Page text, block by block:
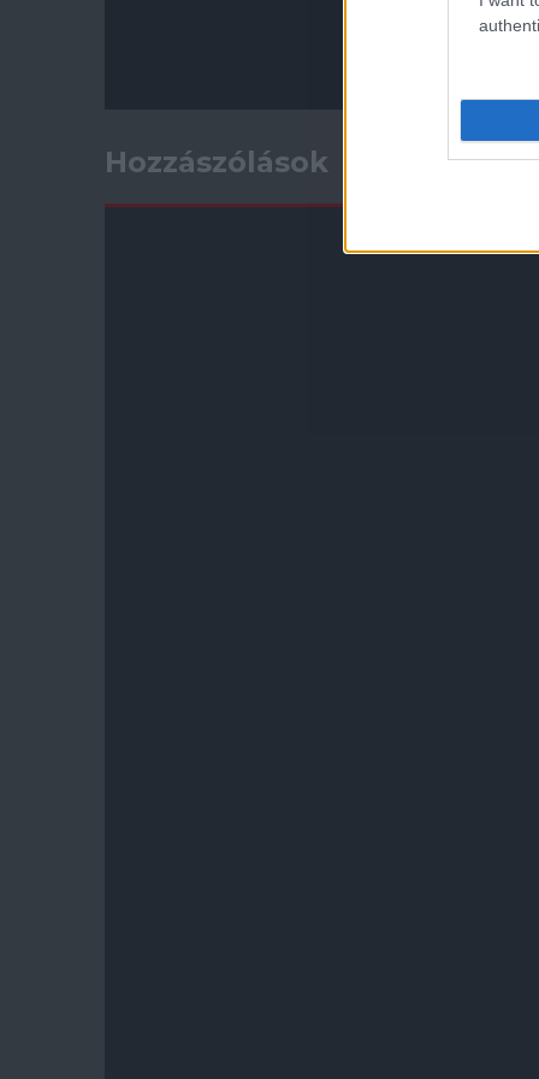
Hozzászólások